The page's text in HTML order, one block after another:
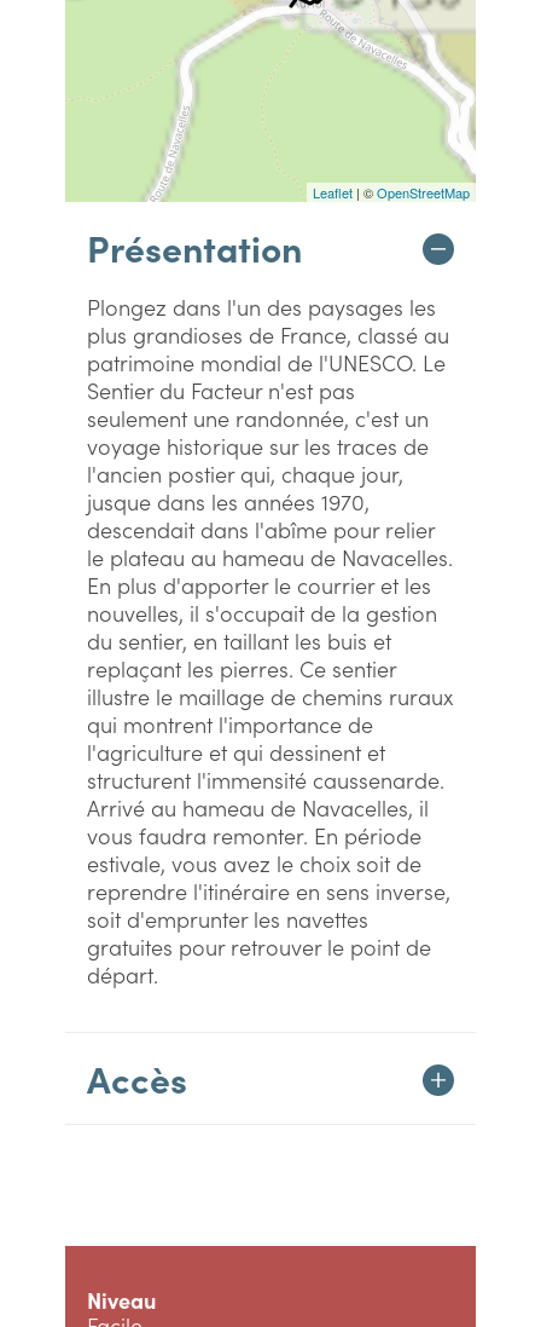
Leaflet | ©OpenStreetMap
Présentation
Plongez dans l'un des paysages les
plus grandioses de France, classé au
patrimoine mondial de l'UNESCO. Le
Sentier du Facteur n'est pas
seulement une randonnée, c'est un
voyage historique sur les traces de
l'ancien postier qui, chaque jour,
jusque dans les années 1970,
descendait dans l'abîme pour relier
le plateau au hameau de Navacelles.
En plus d'apporter le courrier et les
nouvelles, il s'occupait de la gestion
du sentier, en taillant les buis et
replaçant les pierres. Ce sentier
illustre le maillage de chemins ruraux
qui montrent l'importance de
l'agriculture et qui dessinent et
structurent l'immensité caussenarde.
Arrivé au hameau de Navacelles, il
vous faudra remonter. En période
estivale, vous avez le choix soit de
reprendre l'itinéraire en sens inverse,
soit d'emprunter les navettes
gratuites pour retrouver le point de
départ.
Accès
Niveau